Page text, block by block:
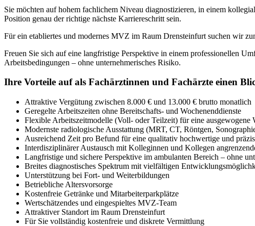
Sie möchten auf hohem fachlichem Niveau diagnostizieren, in einem
Position genau der richtige nächste Karriereschritt sein.
Für ein etabliertes und modernes MVZ im Raum Drensteinfurt suchen wir
Freuen Sie sich auf eine langfristige Perspektive in einem professionellen
Arbeitsbedingungen – ohne unternehmerisches Risiko.
Ihre Vorteile auf als Fachärztinnen und Fachärzte einen
Attraktive Vergütung zwischen 8.000 € und 13.000 € brutto monatlich
Geregelte Arbeitszeiten ohne Bereitschafts- und Wochenenddienste
Flexible Arbeitszeitmodelle (Voll- oder Teilzeit) für eine ausgewogene
Modernste radiologische Ausstattung (MRT, CT, Röntgen,
Ausreichend Zeit pro Befund für eine qualitativ hochwertige und
Interdisziplinärer Austausch mit Kolleginnen und Kollegen
Langfristige und sichere Perspektive im ambulanten Bereich – ohne
Breites diagnostisches Spektrum mit vielfältigen
Unterstützung bei Fort- und Weiterbildungen
Betriebliche Altersvorsorge
Kostenfreie Getränke und Mitarbeiterparkplätze
Wertschätzendes und eingespieltes MVZ-Team
Attraktiver Standort im Raum Drensteinfurt
Für Sie vollständig kostenfreie und diskrete Vermittlung